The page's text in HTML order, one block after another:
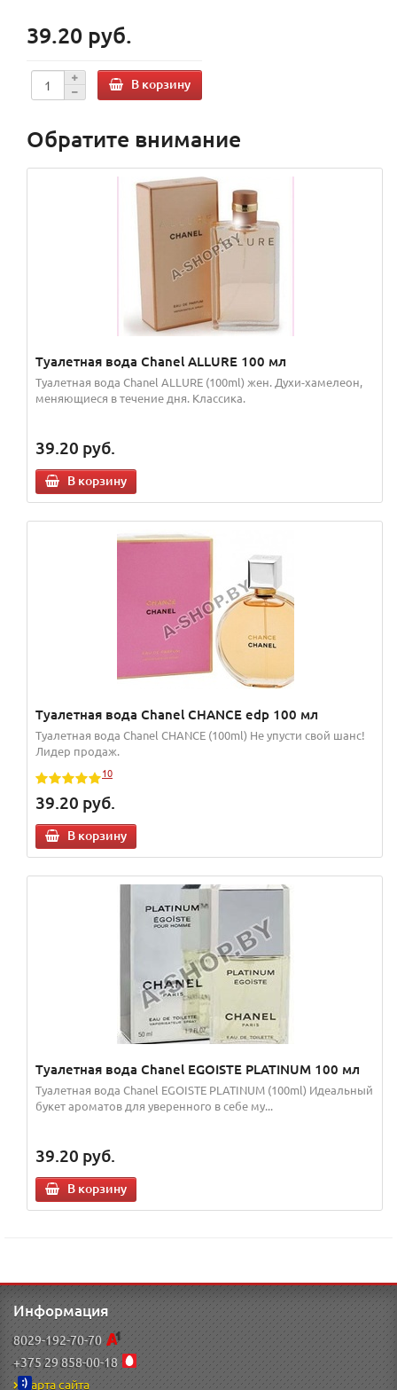
39.20 руб.
В корзину
Обратите внимание
Туалетная вода Chanel ALLURE 100 мл
Туалетная вода Chanel ALLURE (100ml) жен. Духи-хамелеон,
меняющиеся в течение дня. Классика.
39.20 руб.
В корзину
Туалетная вода Chanel CHANCE edp 100 мл
Туалетная вода Chanel CHANCE (100ml) Не упусти свой шанс!
Лидер продаж.
10
39.20 руб.
В корзину
Туалетная вода Chanel EGOISTE PLATINUM 100 мл
Туалетная вода Chanel EGOISTE PLATINUM (100ml) Идеальный
букет ароматов для уверенного в себе му...
39.20 руб.
В корзину
Информация
8029-192-70-70
+375 29 858-00-18
Карта сайта